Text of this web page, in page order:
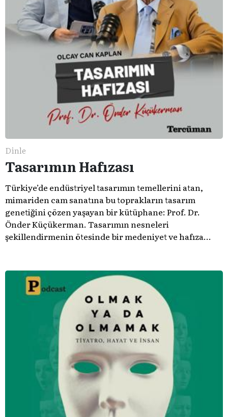
Dinle
Tasarımın Hafızası
Türkiye’de endüstriyel tasarımın temellerini atan,
mimariden cam sanatına bu toprakların tasarım
genetiğini çözen yaşayan bir kütüphane: Prof. Dr.
Önder Küçükerman. ​Tasarımın nesneleri
şekillendirmenin ötesinde bir medeniyet ve hafıza